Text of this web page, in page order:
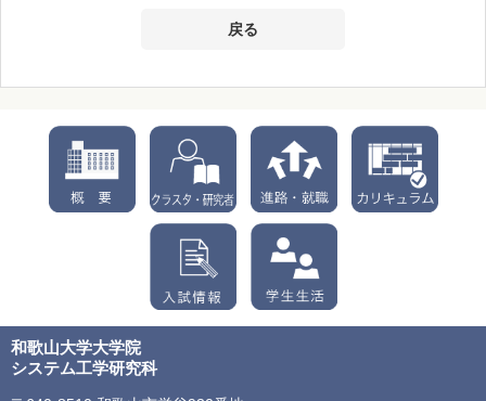
戻る
和歌山大学大学院
システム工学研究科